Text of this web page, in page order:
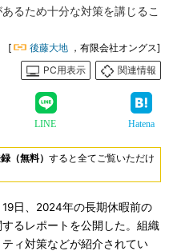
るため十分な対策を講じるこ
[ 後藤大地 ，有限会社オングス]
PC用表示
関連情報
LINE Hatena
（無料） すると全てご覧いただけ
日、2024年の長期休暇前の
るレポートを公開した。組織
ィ対策などが紹介されてい